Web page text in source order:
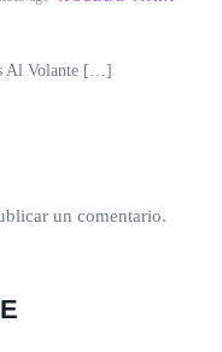
Al Volante […]
un comentario.